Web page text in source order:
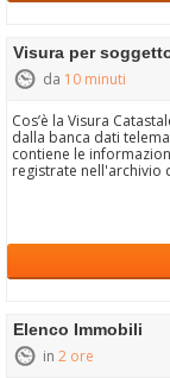
Visura per
da 10 minuti
Cos’è la Visura
dalla banca dati
contiene le
registrate nell'archivio
Elenco Immobili
in 2 ore